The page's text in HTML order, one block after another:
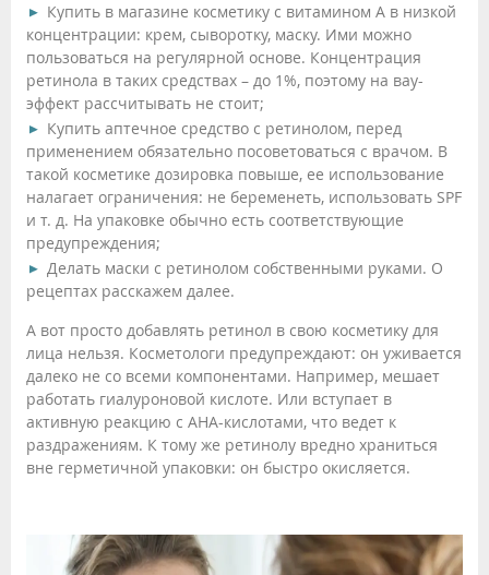
Купить в магазине косметику с витамином А в низкой
концентрации: крем, сыворотку, маску. Ими можно
пользоваться на регулярной основе. Концентрация
ретинола в таких средствах – до 1%, поэтому на вау-
эффект рассчитывать не стоит;
Купить аптечное средство с ретинолом, перед
применением обязательно посоветоваться с врачом. В
такой косметике дозировка повыше, ее использование
налагает ограничения: не беременеть, использовать SPF
и т. д. На упаковке обычно есть соответствующие
предупреждения;
Делать маски с ретинолом собственными руками. О
рецептах расскажем далее.
А вот просто добавлять ретинол в свою косметику для
лица нельзя. Косметологи предупреждают: он уживается
далеко не со всеми компонентами. Например, мешает
работать гиалуроновой кислоте. Или вступает в
активную реакцию с АНА-кислотами, что ведет к
раздражениям. К тому же ретинолу вредно храниться
вне герметичной упаковки: он быстро окисляется.